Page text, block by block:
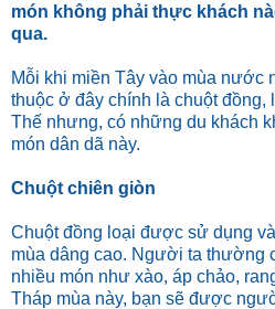
món không phải thực khách
qua.
Mỗi khi miền Tây vào mùa nước
thuộc ở đây chính là chuột đồng,
Thế nhưng, có những du khách
món dân dã này.
Chuột chiên giòn
Chuột đồng loại được sử dụng
mùa dâng cao. Người ta thường
nhiều món như xào, áp chảo,
Tháp mùa này, bạn sẽ được